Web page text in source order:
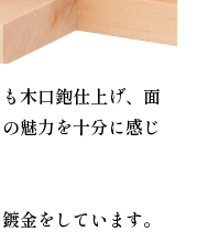
木口鉋仕上げ、面
魅力を十分に感じ
金をしています。